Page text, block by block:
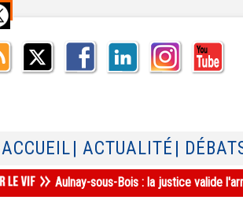
ACCUEIL | ACTUALITÉ |
Aulnay-sous-Bois : la justice valide